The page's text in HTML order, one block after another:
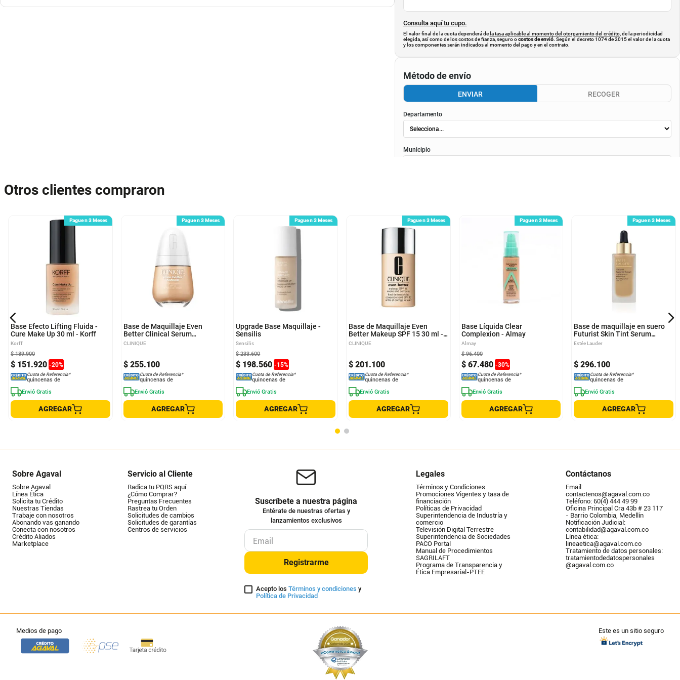
Consulta aquí tu cupo.
El valor final de la cuota dependerá de la tasa aplicable al momento del otorgamiento del crédito, de la periodicidad
elegida, así como de los costos de fianza, seguro ocostos de envió. Según el decreto 1074 de 2015 el valor de la cuota
y los componentes serán indicados al momento del pago y en el contrato.
Método de envío
ENVIAR RECOGER
Departamento
Municipio
Otros clientes compraron
Pague n 3 Meses
Base Efecto Lifting Fluida -
Cure Make Up 30 ml - Korff
Korff
$ 151.920 -20%
$ 189.900
Cuota de Referencia*
quincenas de
Envió Gratis
AGREGAR
Pague n 3 Meses
Base de Maquillaje Even
Better Clinical Serum
Foundation SPF 20 - Clinique
CLINIQUE
$ 255.100
Cuota de Referencia*
quincenas de
Envió Gratis
AGREGAR
Pague n 3 Meses
Upgrade Base Maquillaje -
Sensilis
Sensilis
$ 198.560 -15%
$ 233.600
Cuota de Referencia*
quincenas de
Envió Gratis
AGREGAR
Pague n 3 Meses
Base de Maquillaje Even
Better Makeup SPF 15 30 ml -
Clinique
CLINIQUE
$ 201.100
Cuota de Referencia*
quincenas de
Envió Gratis
AGREGAR
Pague n 3 Meses
Base Líquida Clear
Complexion - Almay
Almay
$ 67.480 -30%
$ 96.400
Cuota de Referencia*
quincenas de
Envió Gratis
AGREGAR
Pague n 3 Meses
Base de maquillaje en suero
Futurist Skin Tint Serum
SPF20 - Estée Lauder
Estée Lauder
$ 296.100
Cuota de Referencia*
quincenas de
Envió Gratis
AGREGAR
Sobre Agaval
Sobre Agaval
Línea Ética
Solicita tu Crédito
Nuestras Tiendas
Trabaje con nosotros
Abonando vas ganando
Conecta con nosotros
Crédito Aliados
Marketplace
Servicio al Cliente
Radica tu PQRS aquí
¿Cómo Comprar?
Preguntas Frecuentes
Rastrea tu Orden
Solicitudes de cambios
Solicitudes de garantías
Centros de servicios
Suscríbete a nuestra página
Entérate de nuestras ofertas y
lanzamientos exclusivos
Registrarme
Acepto los Términos y condiciones y
Política de Privacidad
Legales
Términos y Condiciones
Promociones Vigentes y tasa de
financiación
Políticas de Privacidad
Superintendencia de Industría y
comercio
Televisión Digital Terrestre
Superintendencia de Sociedades
PACO Portal
Manual de Procedimientos
SAGRILAFT
Programa de Transparencia y
Ética Empresarial-PTEE
Contáctanos
Email:
contactenos@agaval.com.co
Teléfono: 60(4) 444 49 99
Oficina Principal Cra 43b # 23 117
- Barrio Colombia, Medellín
Notificación Judicial:
contabilidad@agaval.com.co
Línea ética:
lineaetica@agaval.com.co
Tratamiento de datos personales:
tratamientodedatospersonales
@agaval.com.co
Medios de pago Este es un sitio seguro